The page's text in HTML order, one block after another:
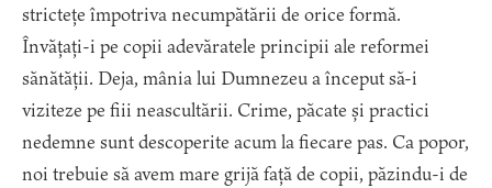
strictețe împotriva necumpătării de orice formă.
Învățați-i pe copii adevăratele principii ale reformei
sănătății. Deja, mânia lui Dumnezeu a început să-i
viziteze pe fiii neascultării. Crime, păcate și practici
nedemne sunt descoperite acum la fiecare pas. Ca popor,
noi trebuie să avem mare grijă față de copii, păzindu-i de